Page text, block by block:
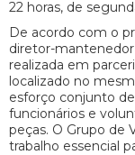
22 horas, de
De acordo com o
diretor-
realizada em
localizado no
esforço conjunto
funcionários e
peças. O Grupo de
trabalho essencial